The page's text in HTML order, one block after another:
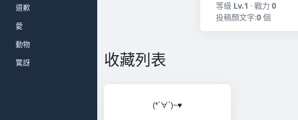
道歉
愛
動物
驚訝
等級 Lv.1 · 戰力 0
投稿顏文字:0個
收藏列表
(*´∀`)~♥